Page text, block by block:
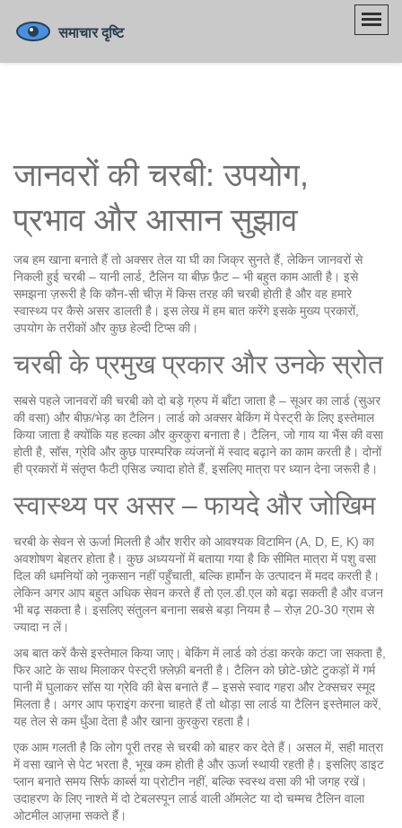
जानवरों की चरबी: उपयोग,
प्रभाव और आसान सुझाव
जब हम खाना बनाते हैं तो अक्सर तेल या घी का जिक्र सुनते हैं, लेकिन जानवरों से
निकली हुई चरबी – यानी लार्ड, टैलिन या बीफ़ फ़ैट – भी बहुत काम आती है। इसे
समझना ज़रूरी है कि कौन‑सी चीज़ में किस तरह की चरबी होती है और वह हमारे
स्वास्थ्य पर कैसे असर डालती है। इस लेख में हम बात करेंगे इसके मुख्य प्रकारों,
उपयोग के तरीकों और कुछ हेल्दी टिप्स की।
चरबी के प्रमुख प्रकार और उनके स्रोत
सबसे पहले जानवरों की चरबी को दो बड़े ग्रुप में बाँटा जाता है – सूअर का लार्ड (सुअर
की वसा) और बीफ़/भेड़ का टैलिन। लार्ड को अक्सर बेकिंग में पेस्ट्री के लिए इस्तेमाल
किया जाता है क्योंकि यह हल्का और कुरकुरा बनाता है। टैलिन, जो गाय या भैंस की वसा
होती है, सॉस, ग्रेवि और कुछ पारम्परिक व्यंजनों में स्वाद बढ़ाने का काम करती है। दोनों
ही प्रकारों में संतृप्त फैटी एसिड ज्यादा होते हैं, इसलिए मात्रा पर ध्यान देना जरूरी है।
स्वास्थ्य पर असर – फायदे और जोखिम
चरबी के सेवन से ऊर्जा मिलती है और शरीर को आवश्यक विटामिन (A, D, E, K) का
अवशोषण बेहतर होता है। कुछ अध्ययनों में बताया गया है कि सीमित मात्रा में पशु वसा
दिल की धमनियों को नुकसान नहीं पहुँचाती, बल्कि हार्मोन के उत्पादन में मदद करती है।
लेकिन अगर आप बहुत अधिक सेवन करते हैं तो एल.डी.एल को बढ़ा सकती है और वजन
भी बढ़ सकता है। इसलिए संतुलन बनाना सबसे बड़ा नियम है – रोज़ 20‑30 ग्राम से
ज्यादा न लें।
अब बात करें कैसे इस्तेमाल किया जाए। बेकिंग में लार्ड को ठंडा करके कटा जा सकता है,
फिर आटे के साथ मिलाकर पेस्ट्री फ़्लेफ़ी बनती है। टैलिन को छोटे-छोटे टुकड़ों में गर्म
पानी में घुलाकर सॉस या ग्रेवि की बेस बनाते हैं – इससे स्वाद गहरा और टेक्सचर स्मूद
मिलता है। अगर आप फ्राइंग करना चाहते हैं तो थोड़ा सा लार्ड या टैलिन इस्तेमाल करें,
यह तेल से कम धुँआ देता है और खाना कुरकुरा रहता है।
एक आम गलती है कि लोग पूरी तरह से चरबी को बाहर कर देते हैं। असल में, सही मात्रा
में वसा खाने से पेट भरता है, भूख कम होती है और ऊर्जा स्थायी रहती है। इसलिए डाइट
प्लान बनाते समय सिर्फ कार्ब्स या प्रोटीन नहीं, बल्कि स्वस्थ वसा की भी जगह रखें।
उदाहरण के लिए नाश्ते में दो टेबलस्पून लार्ड वाली ऑमलेट या दो चम्मच टैलिन वाला
ओटमील आज़मा सकते हैं।